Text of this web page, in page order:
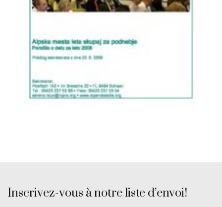
Inscrivez-vous à notre liste d’envoi!